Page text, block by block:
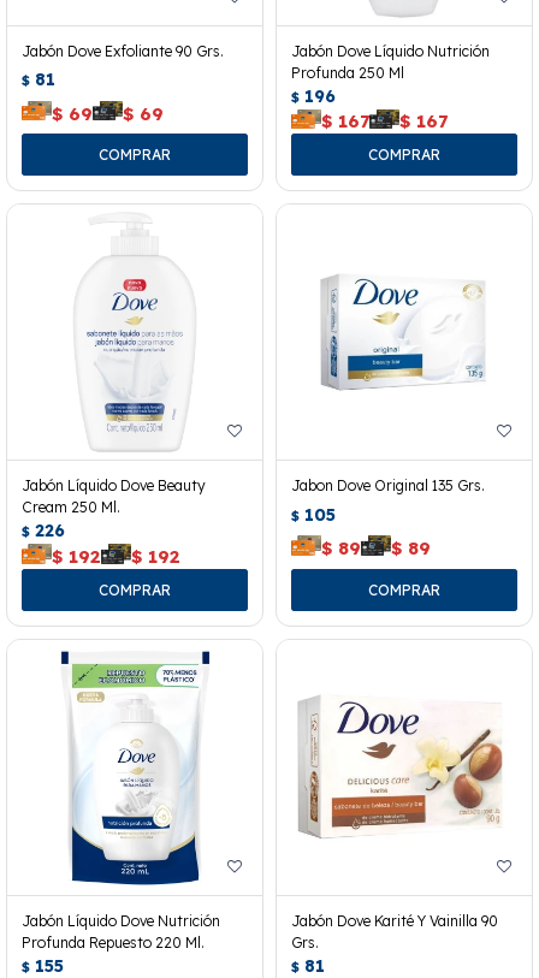
Jabón Dove Exfoliante 90 Grs.
$ 81
$ 69 $ 69
Jabón Dove Líquido Nutrición
Profunda 250 Ml
$ 196
$ 167 $ 167
Jabón Líquido Dove Beauty
Cream 250 Ml.
$ 226
$ 192 $ 192
Jabon Dove Original 135 Grs.
$ 105
$ 89 $ 89
Jabón Líquido Dove Nutrición
Profunda Repuesto 220 Ml.
$ 155
Jabón Dove Karité Y Vainilla 90
Grs.
$ 81